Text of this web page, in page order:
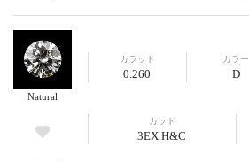
Natural
カラット
0.260
カラー
D
カット
3EX H&C